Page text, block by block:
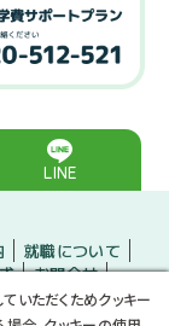
LINE
就職について
お問合せ
業の方
サイトマップ
いただくためクッキー